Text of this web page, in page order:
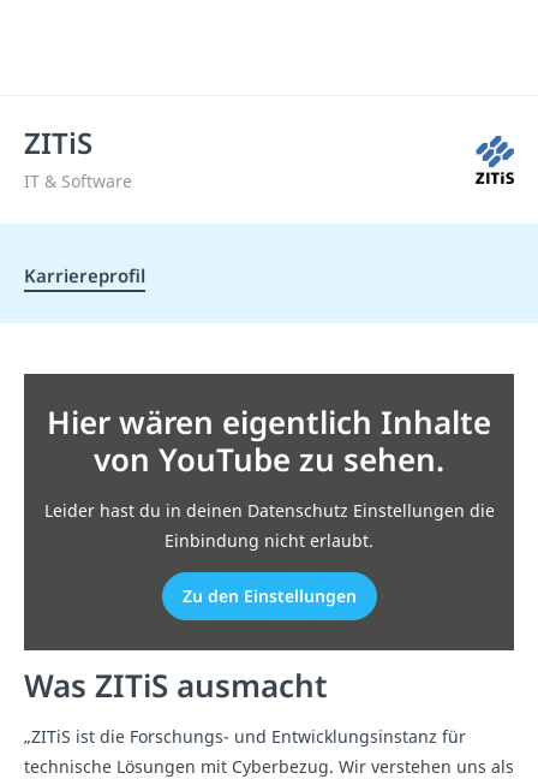
ZITiS
IT & Software
Karriereprofil
Was ZITiS ausmacht
„ZITiS ist die Forschungs- und Entwicklungsinstanz für
technische Lösungen mit Cyberbezug. Wir verstehen uns als
Hier wären eigentlich Inhalte
von YouTube zu sehen.
Leider hast du in deinen Datenschutz Einstellungen die
Einbindung nicht erlaubt.
Zu den Einstellungen